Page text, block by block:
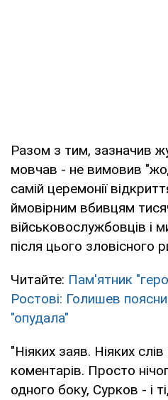
Разом з тим, зазначив
мовчав - не вимовив
самій церемонії
ймовірним вбивцям
військовослужбовців і
після цього зловісного
Читайте: Пам'ятник
Ростові: Голишев
"опудала"
"Ніяких заяв. Ніяких
коментарів. Просто
одного боку, Сурков - і